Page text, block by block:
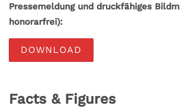
Pressemeldung und druckfähiges
honorarfrei):
DOWNLOAD
Facts & Figures